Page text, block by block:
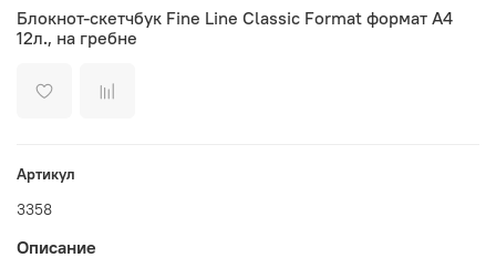
Блокнот-скетчбук Fine Line Classic Format формат А4
12л., на гребне
Артикул
3358
Описание